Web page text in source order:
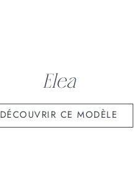
Elea
DÉCOUVRIR CE MODÈLE